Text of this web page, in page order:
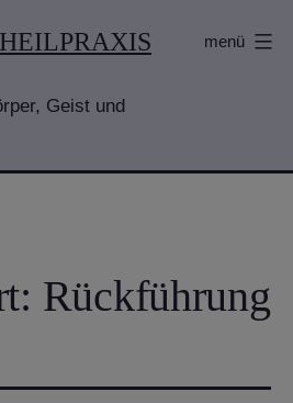
Geist und
menü
Rückführung